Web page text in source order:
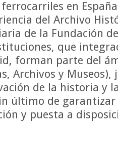
en
del Archivo
de la Fundación
que
forman parte del
Archivos y Museos),
de la historia y
último de garantizar
y puesta a